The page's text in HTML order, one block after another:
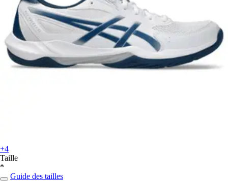
+4
Taille
*
Guide des tailles